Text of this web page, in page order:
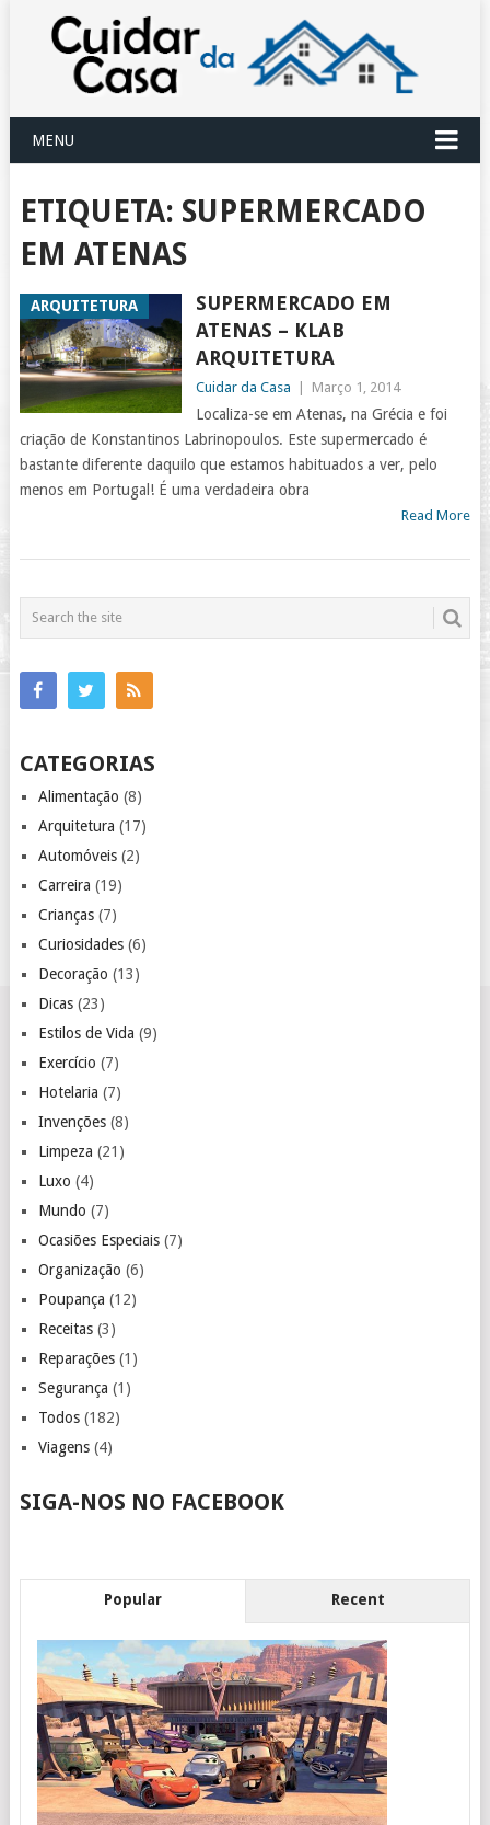
MENU
ETIQUETA: SUPERMERCADO
EM ATENAS
ARQUITETURA
SUPERMERCADO EM
ATENAS – KLAB
ARQUITETURA
Cuidar da Casa Março 1, 2014
Localiza-se em Atenas, na Grécia e foi
criação de Konstantinos Labrinopoulos. Este supermercado é
bastante diferente daquilo que estamos habituados a ver, pelo
menos em Portugal! É uma verdadeira obra
Read More
CATEGORIAS
Alimentação (8)
Arquitetura (17)
Automóveis(2)
Carreira (19)
Crianças(7)
Curiosidades(6)
Decoração (13)
Dicas(23)
Estilos de Vida (9)
Exercício (7)
Hotelaria (7)
Invenções(8)
Limpeza (21)
Luxo (4)
Mundo (7)
Ocasiões Especiais(7)
Organização (6)
Poupança (12)
Receitas(3)
Reparações(1)
Segurança (1)
Todos(182)
Viagens(4)
SIGA-NOS NO FACEBOOK
Popular Recent